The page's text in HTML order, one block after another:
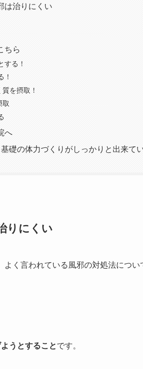
は治りにくい
ちら
する！
！
を摂取！
へ
礎の体力づくりがしっかりと出来て
りにくい
く言われている風邪の対処法につい
うとすることです。